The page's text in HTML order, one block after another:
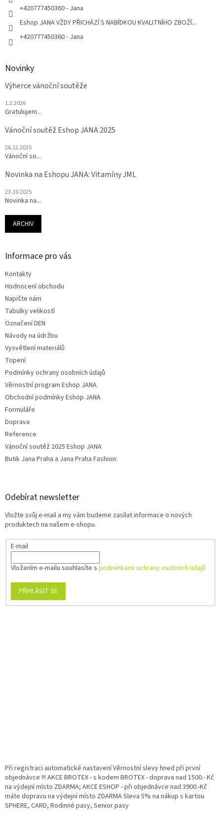
+420777450360 - Jana
Eshop JANA VŽDY PŘICHÁZÍ S NABÍDKOU KVALITNÍHO ZBOŽÍ...
+420777450360 - Jana
Novinky
Výherce vánoční soutěže
1.2.2026
Gratulujem...
Vánoční soutěž Eshop JANA 2025
26.12.2025
Vánoční so...
Novinka na Eshopu JANA: Vitamíny JML
23.10.2025
Novinka na...
ARCHIV
Informace pro vás
Kontakty
Hodnocení obchodu
Napište nám
Tabulky velikostí
Označení DEN
Návody na údržbu
Vysvětlení materiálů
Topení
Podmínky ochrany osobních údajů
Věrnostní program Eshop JANA
Obchodní podmínky Eshop JANA
Formuláře
Doprava
Reference
Vánoční soutěž 2025 Eshop JANA
Butik Jana Praha a Jana Praha Fashion:
Odebírat newsletter
Vložte svůj e-mail a my vám budeme zasílat informace o nových
produktech na našem e-shopu.
E-mail
Vložením e-mailu souhlasíte s podmínkami ochrany osobních údajů
PŘIHLÁSIT SE
Při registraci automatické nastavení Věrnostní slevy hned při první
objednávce !!! AKCE BROTEX - s kodem BROTEX - doprava nad 1500.- Kč
na výdejní místo ZDARMA; AKCE ESHOP - při objednávce nad 3900.-Kč
máte dopravu na výdejní místo ZDARMA Sleva 5% na nákup s kartou
SPHERE, CARD, Rodinné pasy, Senior pasy